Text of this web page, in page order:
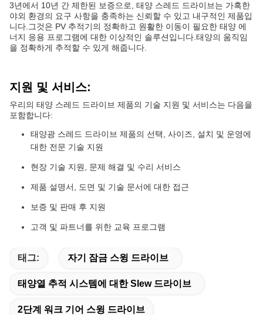
3년에서 10년 간 제한된 보증으로, 태양 스레드 드라이브는 가혹한
야외 환경의 요구 사항을 충족하는 신뢰할 수 있고 내구적인 제품입
니다.그것은 PV 추적기의 정확하고 원활한 이동이 필요한 태양 에
너지 응용 프로그램에 대한 이상적인 솔루션입니다.태양의 움직임
을 정확하게 추적할 수 있게 해줍니다.
지원 및 서비스:
우리의 태양 스레드 드라이브 제품의 기술 지원 및 서비스는 다음을
포함합니다:
태양광 스레드 드라이브 제품의 선택, 사이즈, 설치 및 운영에
대한 전문 기술 지원
현장 기술 지원, 문제 해결 및 수리 서비스
제품 설명서, 도면 및 기술 문서에 대한 접근
보증 및 판매 후 지원
고객 및 파트너를 위한 교육 프로그램
태그: 자기 잠금 스윙 드라이브
태양열 추적 시스템에 대한 Slew 드라이브
2단계 워크 기어 스윙 드라이브